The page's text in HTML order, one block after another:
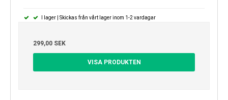
I lager | Skickas från vårt lager inom 1-2 vardagar
299,00 SEK
VISA PRODUKTEN